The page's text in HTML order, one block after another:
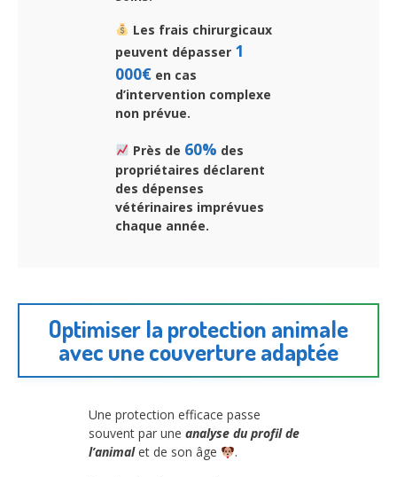
Les frais chirurgicaux
peuvent dépasser 1
000€ en cas
d’intervention complexe
non prévue.
Près de 60% des
propriétaires déclarent
des dépenses
vétérinaires imprévues
chaque année.
Optimiser la protection animale
avec une couverture adaptée
Une protection efficace passe
souvent par une analyse du profil de
l’animalet de son âge
.